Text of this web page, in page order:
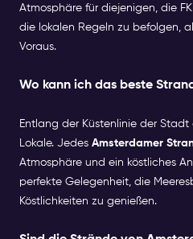
Atmosphäre für diejenigen, die
die lokalen Regeln zu befolgen,
Voraus.
Wo kann ich das beste
Entlang der Küstenlinie der
Lokale. Jedes Amsterdamer
Atmosphäre und ein köstliches
perfekte Gelegenheit, die
Köstlichkeiten zu genießen.